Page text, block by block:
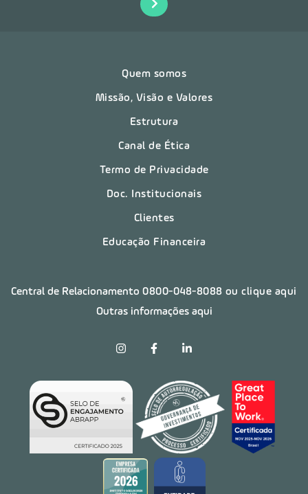
Quem somos
Missão, Visão e Valores
Estrutura
Canal de Ética
Termo de Privacidade
Doc. Institucionais
Clientes
Educação Financeira
Central de Relacionamento0800-048-8088 ou clique aqui
Outras informações aqui